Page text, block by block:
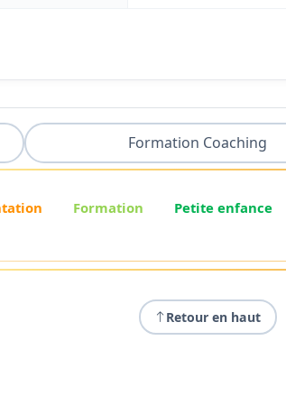
Formation Coaching
Formation Petite enfance
Retour en haut